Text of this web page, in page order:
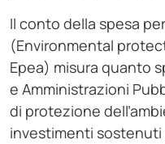
Il conto della spesa
(Environmental
Epea) misura quanto
e Amministrazioni
di protezione
investimenti sostenuti